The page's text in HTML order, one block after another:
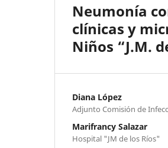
Neumonía
clínicas y
Niños “J.M.
Diana López
Adjunto Comisión de
Marifrancy Salazar
Hospital "JM de los Ríos"